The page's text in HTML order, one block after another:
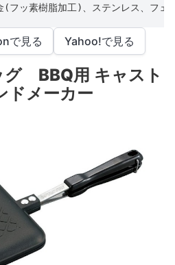
(フッ素樹脂加工)、ステンレス、フェ
で見る Yahoo!で見る
グ BBQ用 キャスト
ドメーカー